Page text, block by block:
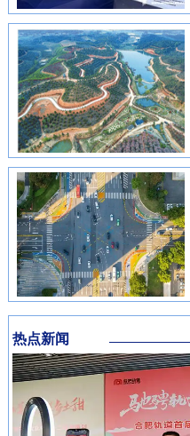
热点新闻